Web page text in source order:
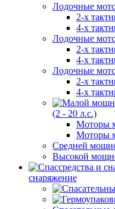
Лодочные
2-х
4-х
Лодочные
2-х
4-х
Лодочные
2-х
4-х
(2 - 20 л.с.)
Моторы
Моторы
Средней
Высокой
снаряжение